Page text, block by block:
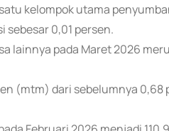
kelompok utama
sebesar 0,01 persen.
lainnya pada Maret 2026
(mtm) dari sebelumnya 0,68